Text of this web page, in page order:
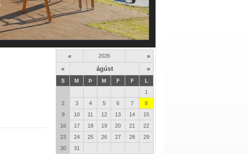
« 2026
»
«
ágúst »
S M Þ M F F
L
1
2
3 4 5 6 7
8
9
10 11 12 13 14
15
16
17 18 19 20 21
22
23
24 25 26 27 28
29
30
31